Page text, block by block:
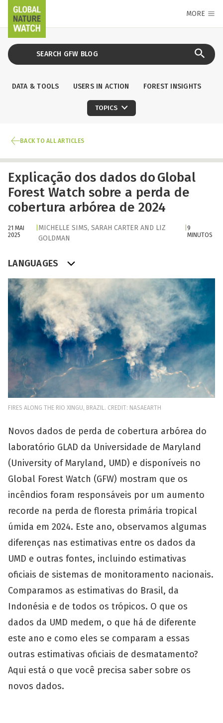
MORE
DATA & TOOLS USERS IN ACTION FOREST INSIGHTS
TOPICS
BACK TO ALL ARTICLES
Explicação dos dados do Global
Forest Watch sobre a perda de
cobertura arbórea de 2024
21 MAI
2025
MICHELLE SIMS, SARAH CARTERAND LIZ
GOLDMAN
|9
MINUTOS
LANGUAGES
FIRES ALONG THE RIO XINGU, BRAZIL. CREDIT: NASAEARTH
Novos dados de perda de cobertura arbórea do
laboratório GLAD da Universidade de Maryland
(University of Maryland, UMD) e disponíveis no
Global Forest Watch (GFW) mostram que os
incêndios foram responsáveis por um aumento
recorde na perda de floresta primária tropical
úmida em 2024. Este ano, observamos algumas
diferenças nas estimativas entre os dados da
UMD e outras fontes, incluindo estimativas
oficiais de sistemas de monitoramento nacionais.
Comparamos as estimativas do Brasil, da
Indonésia e de todos os trópicos. O que os
dados da UMD medem, o que há de diferente
este ano e como eles se comparam a essas
outras estimativas oficiais de desmatamento?
Aqui está o que você precisa saber sobre os
novos dados.